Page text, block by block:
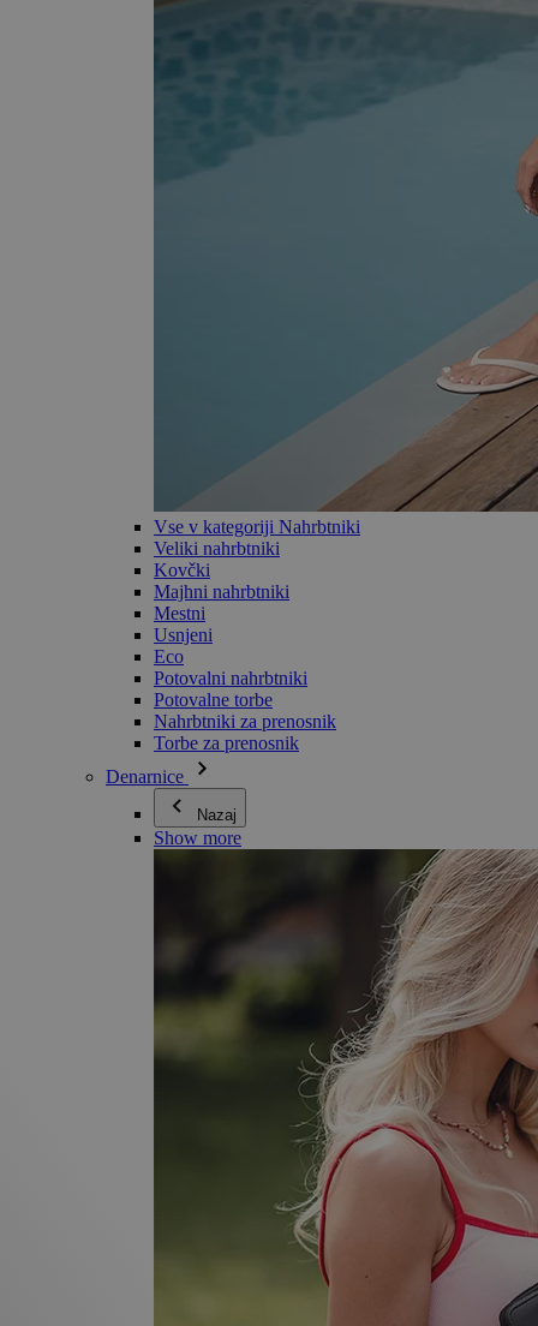
Vse v kategoriji Nahrbtniki
Veliki nahrbtniki
Kovčki
Majhni nahrbtniki
Mestni
Usnjeni
Eco
Potovalni nahrbtniki
Potovalne torbe
Nahrbtniki za prenosnik
Torbe za prenosnik
Denarnice
Nazaj
Show more